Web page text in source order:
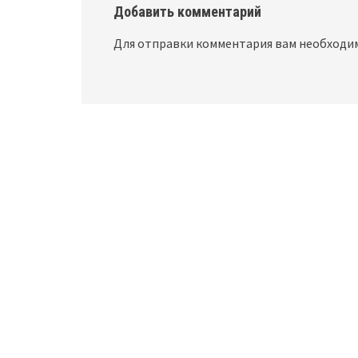
Добавить комментарий
Для отправки комментария вам